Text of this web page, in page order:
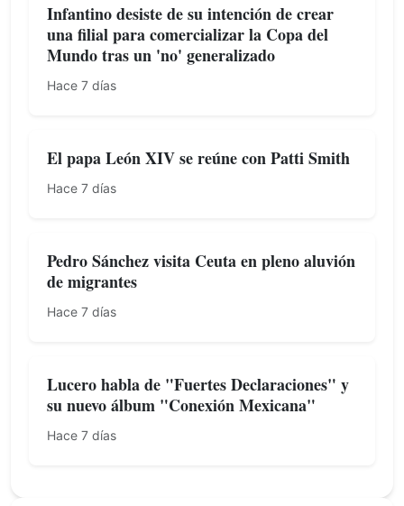
Infantino desiste de su intención de crear
una filial para comercializar la Copa del
Mundo tras un 'no' generalizado
Hace 7 días
El papa León XIV se reúne con Patti Smith
Hace 7 días
Pedro Sánchez visita Ceuta en pleno aluvión
de migrantes
Hace 7 días
Lucero habla de "Fuertes Declaraciones" y
su nuevo álbum "Conexión Mexicana"
Hace 7 días